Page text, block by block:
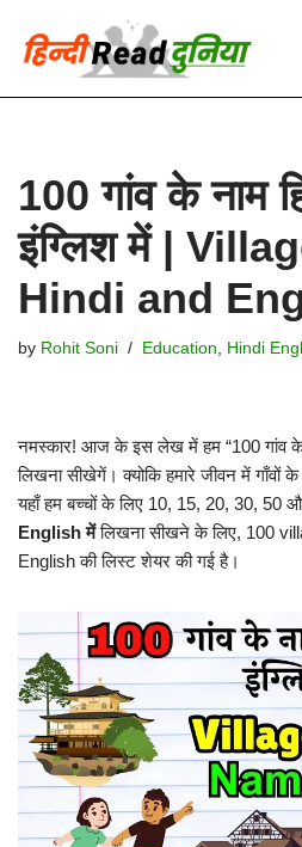
Skip
to
100 गांव के नाम
इंग्लिश में |
Hindi and
by Rohit Soni Education Hindi
नमस्कार! आज के इस लेख में हम “100 गांव के
लिखना सीखेगें। क्योकि हमारे जीवन में गाँवों के
यहाँ हम बच्चों के लिए 10, 15, 20, 30, 50
English मेंलिखना सीखने के लिए, 100
English की लिस्ट शेयर की गई है।